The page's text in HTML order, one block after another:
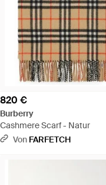
820 €
Burberry
Cashmere Scarf - Natur
Von FARFETCH